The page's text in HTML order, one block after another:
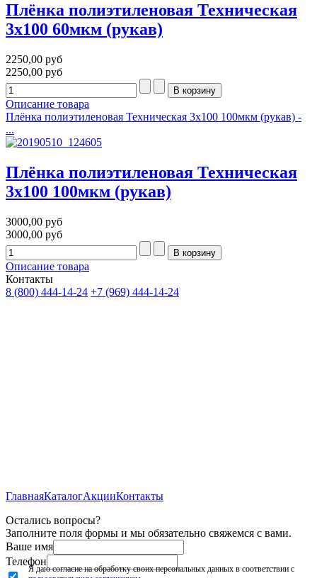
Плёнка полиэтиленовая Техническая
3х100 60мкм (рукав)
2250,00 руб
2250,00 руб
Описание товара
Плёнка полиэтиленовая Техническая 3х100 100мкм (рукав) -
...
Плёнка полиэтиленовая Техническая
3х100 100мкм (рукав)
3000,00 руб
3000,00 руб
Описание товара
Контакты
8 (800) 444-14-24 +7 (969) 444-14-24
ГлавнаяКаталогАкцииКонтакты
Остались вопросы?
Заполните поля формы и мы обязательно свяжемся с вами.
Ваше имя
Телефон
Я даю согласие на обработку своих персональных данных в соответствии с